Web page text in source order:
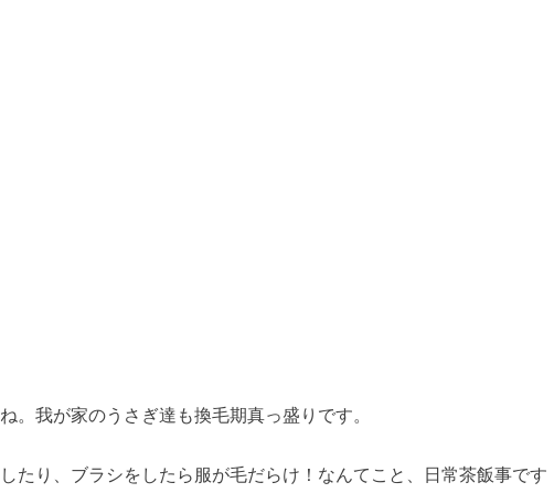
。我が家のうさぎ達も換毛期真っ盛りです。
たり、ブラシをしたら服が毛だらけ！なんてこと、日常茶飯事です